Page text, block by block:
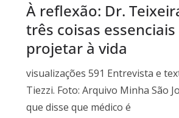
À reflexão: Dr.
três coisas
projetar à vida
visualizações 591 Entrevista e
Tiezzi. Foto: Arquivo Minha São
que disse que médico é